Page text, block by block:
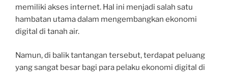
memiliki akses internet. Hal ini menjadi salah satu
hambatan utama dalam mengembangkan ekonomi
digital di tanah air.
Namun, di balik tantangan tersebut, terdapat peluang
yang sangat besar bagi para pelaku ekonomi digital di